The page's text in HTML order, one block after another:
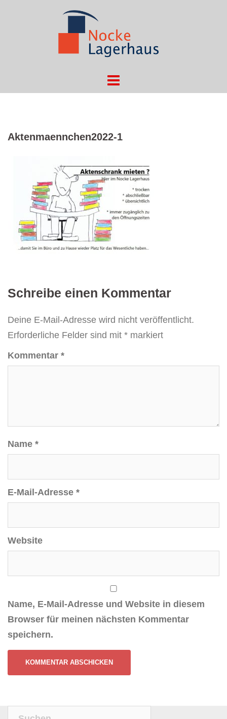
Aktenmaennchen2022-1
Schreibe einen Kommentar
Deine E-Mail-Adresse wird nicht veröffentlicht.
Erforderliche Felder sind mit * markiert
Kommentar *
Name *
E-Mail-Adresse *
Website
Name, E-Mail-Adresse und Website in diesem
Browser für meinen nächsten Kommentar
speichern.
Suchen